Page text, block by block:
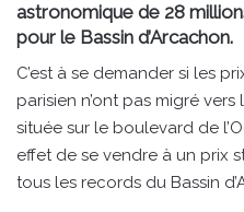
astronomique de 28
pour le Bassin d’Arcachon.
C’est à se demander si les
parisien n’ont pas migré
située sur le boulevard de
effet de se vendre à un prix
tous les records du Bassin